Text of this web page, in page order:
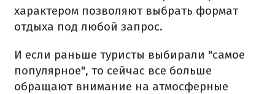
характером позволяют выбрать формат
отдыха под любой запрос.
И если раньше туристы выбирали "самое
популярное", то сейчас все больше
обращают внимание на атмосферные